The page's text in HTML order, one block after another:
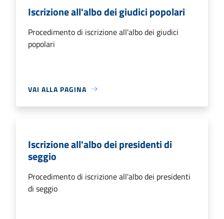
Iscrizione all'albo dei giudici popolari
Procedimento di iscrizione all'albo dei giudici
popolari
VAI ALLA PAGINA
Iscrizione all'albo dei presidenti di
seggio
Procedimento di iscrizione all'albo dei presidenti
di seggio